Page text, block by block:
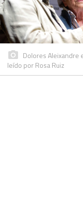
Dolores Aleixandre
leído por Rosa Ruiz